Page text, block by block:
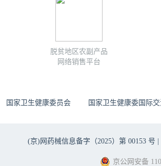
脱贫地区农副产品
网络销售平台
国家卫生健康委员会 国家卫生健康委国际
(京)网药械信息备字（2025）第 00153 号 |
京公网安备